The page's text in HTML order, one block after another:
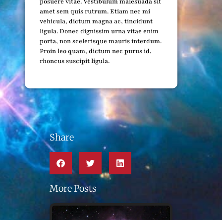
amet sem quis rutrum. Etiam nec mi
vehicula, dictum magna ac, tincidunt
ligula. Donec dignissim urna vitae enim
porta, non scelerisque mauris interdum.
Proin leo quam, dictum nec purus id,
rhoncus suscipit ligula.
Share
More Posts